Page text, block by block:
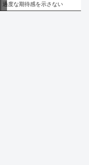
過度な期待感を示さない